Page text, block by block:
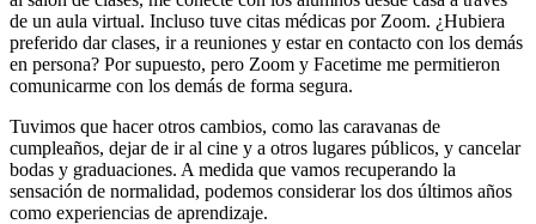
de un aula virtual. Incluso tuve citas médicas por Zoom. ¿Hubiera
preferido dar clases, ir a reuniones y estar en contacto con los demás
en persona? Por supuesto, pero Zoom y Facetime me permitieron
comunicarme con los demás de forma segura.
Tuvimos que hacer otros cambios, como las caravanas de
cumpleaños, dejar de ir al cine y a otros lugares públicos, y cancelar
bodas y graduaciones. A medida que vamos recuperando la
sensación de normalidad, podemos considerar los dos últimos años
como experiencias de aprendizaje.